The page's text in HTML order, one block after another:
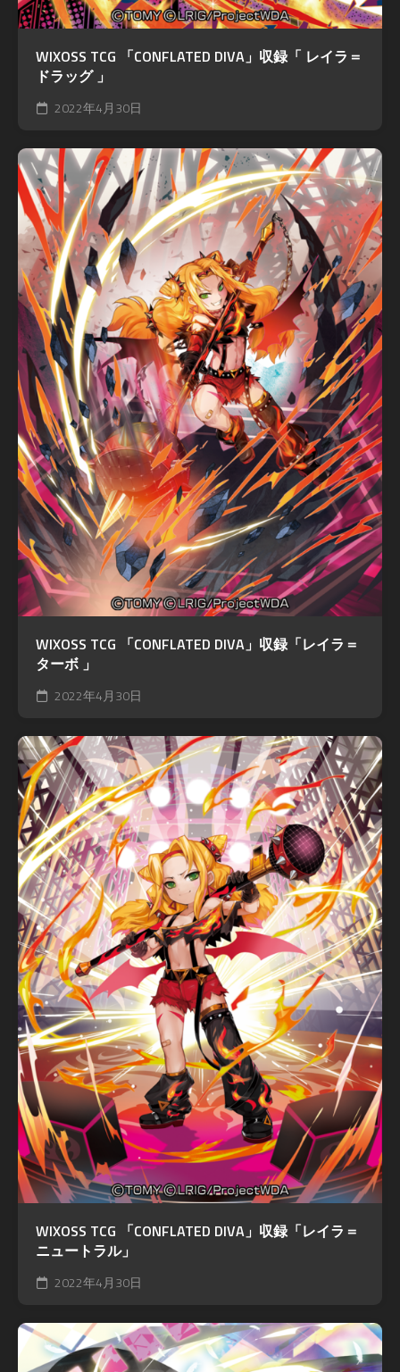
WIXOSS TCG 「CONFLATED DIVA」収録「 レイラ＝
ドラッグ 」
2022年4月30日
WIXOSS TCG 「CONFLATED DIVA」収録「レイラ＝
ターボ 」
2022年4月30日
WIXOSS TCG 「CONFLATED DIVA」収録「レイラ＝
ニュートラル」
2022年4月30日